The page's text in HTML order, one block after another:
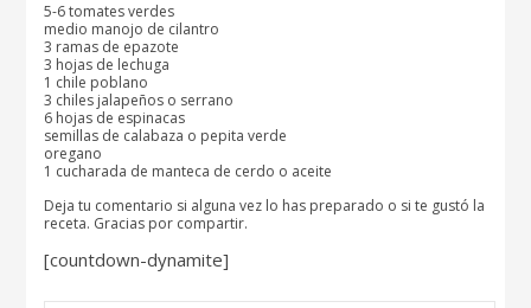
5-6 tomates verdes
medio manojo de cilantro
3 ramas de epazote
3 hojas de lechuga
1 chile poblano
3 chiles jalapeños o serrano
6 hojas de espinacas
semillas de calabaza o pepita verde
oregano
1 cucharada de manteca de cerdo o aceite
Deja tu comentario si alguna vez lo has preparado o si te gustó la
receta. Gracias por compartir.
[countdown-dynamite]